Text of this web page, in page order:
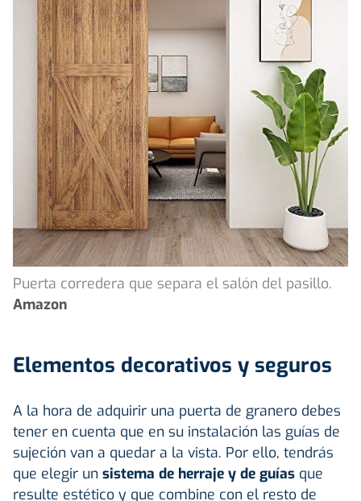
Puerta corredera que separa el salón del pasillo.
Amazon
Elementos decorativos y seguros
A la hora de adquirir una puerta de granero debes
tener en cuenta que en su instalación las guías de
sujeción van a quedar a la vista. Por ello, tendrás
que elegir un sistema de herraje y de guías que
resulte estético y que combine con el resto de